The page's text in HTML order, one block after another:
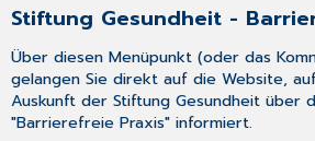
DMP-
Service
BARMER
Stiftung Gesundheit -
Über diesen Menüpunkt (oder das
gelangen Sie direkt auf die Website,
Auskunft der Stiftung Gesundheit über
"Barrierefreie Praxis" informiert.